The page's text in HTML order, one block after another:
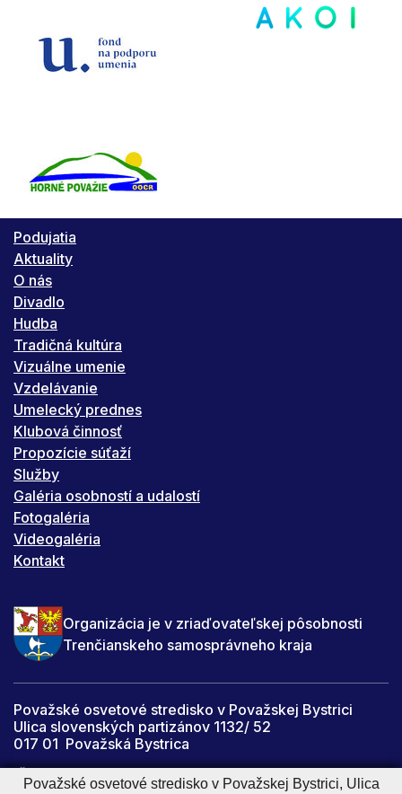
Podujatia
Aktuality
O nás
Divadlo
Hudba
Tradičná kultúra
Vizuálne umenie
Vzdelávanie
Umelecký prednes
Klubová činnosť
Propozície súťaží
Služby
Galéria osobností a udalostí
Fotogaléria
Videogaléria
Kontakt
Organizácia je v zriaďovateľskej pôsobnosti
Trenčianskeho samosprávneho kraja
Považské osvetové stredisko v Považskej Bystrici
Ulica slovenských partizánov 1132/ 52
017 01 Považská Bystrica
IČO: 34059067
Považské osvetové stredisko v Považskej Bystrici, Ulica